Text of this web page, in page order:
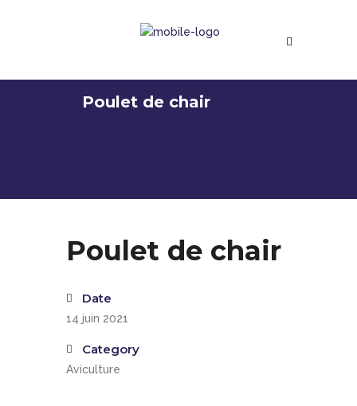
Poulet de chair
Poulet de chair
Date
14 juin 2021
Category
Aviculture